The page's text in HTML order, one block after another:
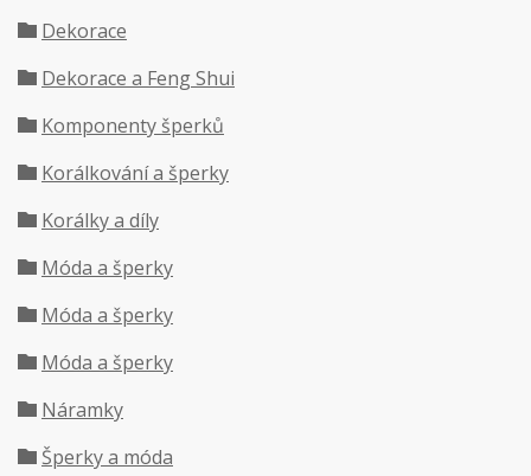
Dekorace
Dekorace a Feng Shui
Komponenty šperků
Korálkování a šperky
Korálky a díly
Móda a šperky
Móda a šperky
Móda a šperky
Náramky
Šperky a móda